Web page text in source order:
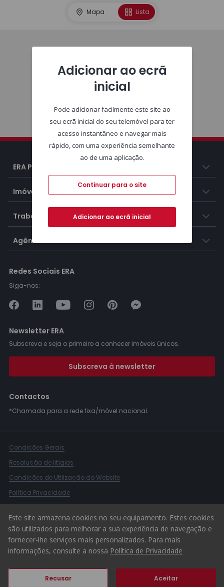
Mapa Lista
ERA Portugal
Imóveis
Trabalhar na ERA
Agências ERA
Redes Sociais ERA
Siga-nos:
Newsletter ERA
Subscreva e seja o primeiro a conhecer imóveis únicos.
Subscreva à newsletter
Contactos
*Chamada para a rede fixa/móvel nacional.
Condições Gerais
Resolução de litígios
Condições de Utilização do Website
Política Privacidade
Canal de Denúncias
© 2026 ERA Portugal
Este site armazena cookies no seu equipamento. Estes cookies
são utilizados para melhorar a sua experiência de navegação e
fornecer-lhe serviços mais personalizados. Para mais
informações, consulte a nossa Política de Privacidade
Recusar Aceitar
Adicionar ao ecrã
inicial
Pode adicionar facilmente este site ao
seu ecrã inicial do seu telemóvel para ter
acesso instantâneo e navegar mais
rápido, com uma experiência semelhante
ao de uma aplicação.
Continuar para o site
Adicionar ao ecrã inicial